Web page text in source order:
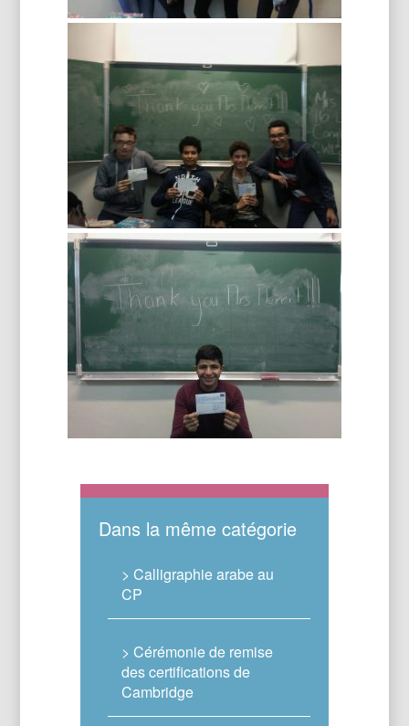
Dans la même catégorie
> Calligraphie arabe au
CP
> Cérémonie de remise
des certifications de
Cambridge